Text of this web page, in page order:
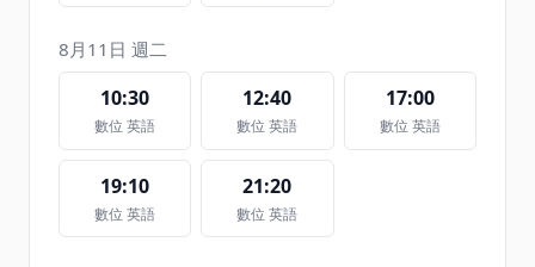
8月11日 週二
10:30
數位 英語
12:40
數位 英語
17:00
數位 英語
19:10
數位 英語
21:20
數位 英語